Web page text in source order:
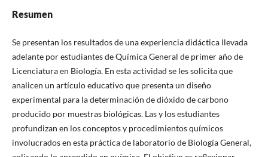
Resumen
Se presentan los resultados de una experiencia didáctica llevada
adelante por estudiantes de Química General de primer año de
Licenciatura en Biología. En esta actividad se les solicita que
analicen un artículo educativo que presenta un diseño
experimental para la determinación de dióxido de carbono
producido por muestras biológicas. Las y los estudiantes
profundizan en los conceptos y procedimientos químicos
involucrados en esta práctica de laboratorio de Biología General,